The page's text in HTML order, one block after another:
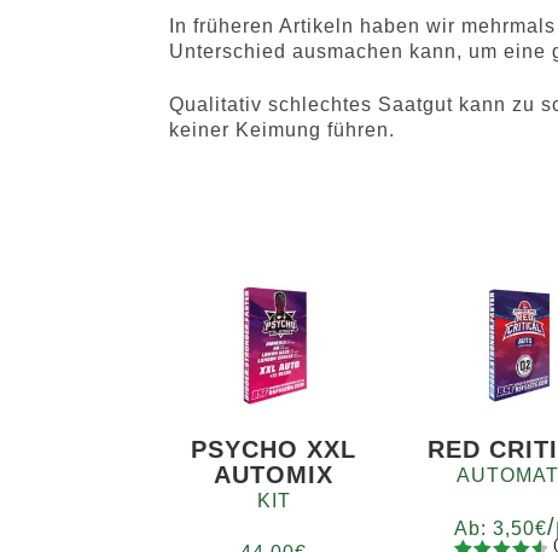
In früheren Artikeln haben wir
Unterschied ausmachen kann, um
Qualitativ schlechtes Saatgut kann zu
keiner Keimung führen.
PSYCHO XXL
AUTOMIX
KIT
RED
Ab:3,50€